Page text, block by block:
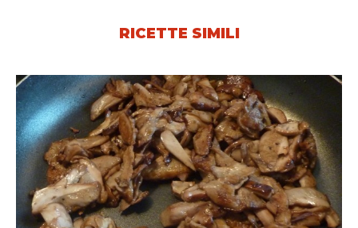
RICETTE SIMILI